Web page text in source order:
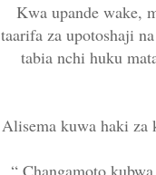
Kwa upande wake,
taarifa za upotoshaji
tabia nchi huku
Alisema kuwa haki za
“ Changamoto